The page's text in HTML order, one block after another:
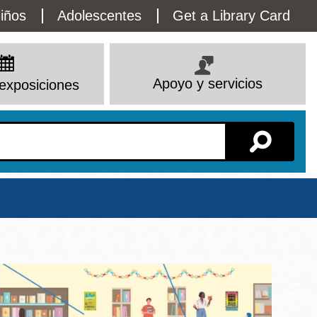
Adolescentes Get a Library Card
Apoyo y servicios
Ver todas